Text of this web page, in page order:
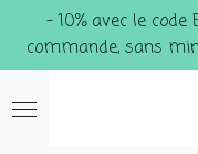
Passer
au
contenu
principal
- 10% avec le code
commande, sans